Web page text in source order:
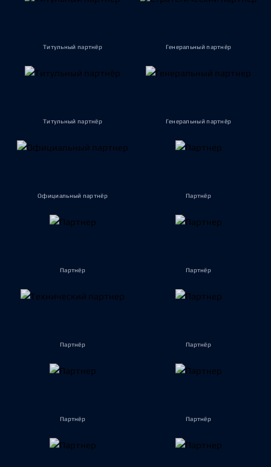
Титульный партнёр Генеральный партнёр
Титульный партнёр Генеральный партнёр
Официальный партнёр Партнёр
Партнёр Партнёр
Партнёр Партнёр
Партнёр Партнёр